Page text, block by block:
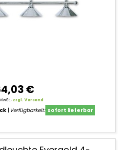
€
zzgl. Versand
Verfügbarkeit: sofort lieferbar